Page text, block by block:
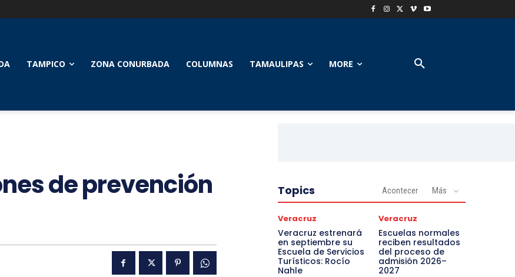
TAMPICO ZONA CONURBADA COLUMNAS TAMAULIPAS MORE
de prevención
Topics Acontecer Más
Veracruz
Veracruz estrenará
en septiembre su
Escuela de Servicios
Turísticos: Rocío
Nahle
Veracruz
Escuelas normales
reciben resultados
del proceso de
admisión 2026–
2027